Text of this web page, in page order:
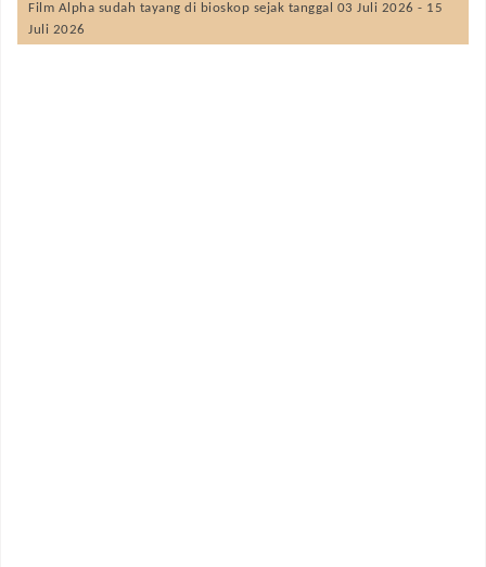
Film Alpha sudah tayang di bioskop sejak tanggal 03 Juli 2026 - 15
Juli 2026